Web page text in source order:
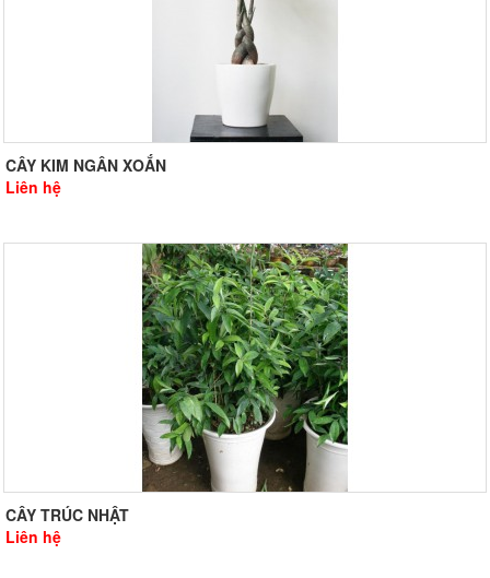
CÂY KIM NGÂN XOẮN
Liên hệ
CÂY TRÚC NHẬT
Liên hệ